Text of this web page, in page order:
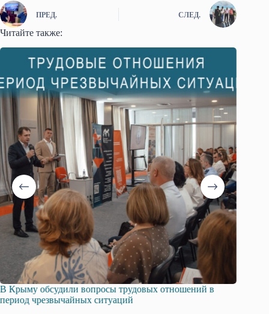
ПРЕД. СЛЕД.
Читайте также:
В Крыму обсудили вопросы трудовых отношений в
период чрезвычайных ситуаций